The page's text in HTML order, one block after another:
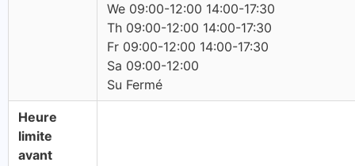
We 09:00-12:00 14:00-17:30
Th 09:00-12:00 14:00-17:30
Fr 09:00-12:00 14:00-17:30
Sa 09:00-12:00
Su Fermé
Heure
limite
avant